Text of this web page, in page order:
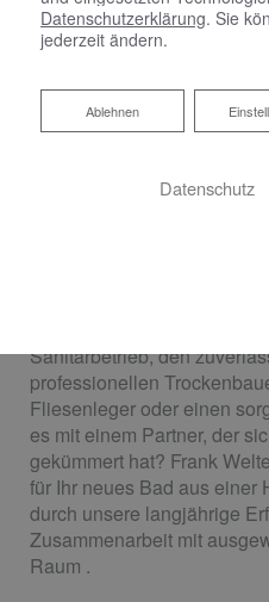
Sanitärbetrieb, den
professionellen
Fliesenleger oder einen
es mit einem Partner, der
gekümmert hat? Frank
für Ihr neues Bad aus einer
durch unsere langjährige
Zusammenarbeit mit
Raum .
Datenschutzerklärung. Sie
jederzeit ändern.
Ablehnen
Ablehnen
Datenschutz